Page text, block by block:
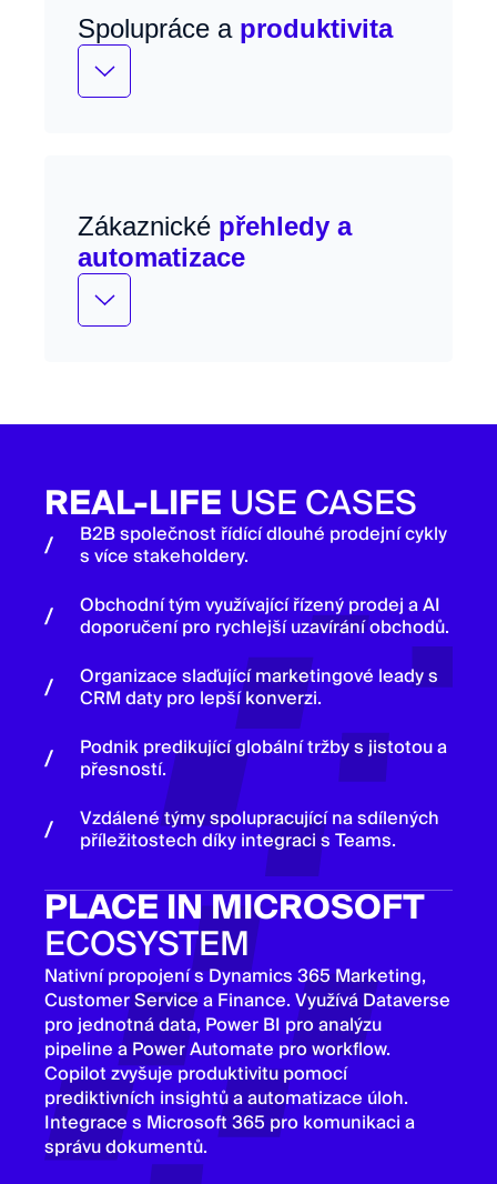
Spolupráce a produktivita
Plná integrace s Teams a Outlookem,
sdílení informací z obchodních
příležitostí a AI podpora prodeje.
Zákaznické přehledy a
automatizace
Sjednocení zákaznických interakcí s
doporučeními pro cross-sell a
automatizací rutiny.
REAL-LIFEUSE CASES
B2B společnost řídící dlouhé prodejní cykly
s více stakeholdery.
Obchodní tým využívající řízený prodej a AI
doporučení pro rychlejší uzavírání obchodů.
Organizace slaďující marketingové leady s
CRM daty pro lepší konverzi.
Podnik predikující globální tržby s jistotou a
přesností.
Vzdálené týmy spolupracující na sdílených
příležitostech díky integraci s Teams.
PLACE IN MICROSOFT
ECOSYSTEM
Nativní propojení s Dynamics 365 Marketing,
Customer Service a Finance. Využívá Dataverse
pro jednotná data, Power BI pro analýzu
pipeline a Power Automate pro workflow.
Copilot zvyšuje produktivitu pomocí
prediktivních insightů a automatizace úloh.
Integrace s Microsoft 365 pro komunikaci a
správu dokumentů.